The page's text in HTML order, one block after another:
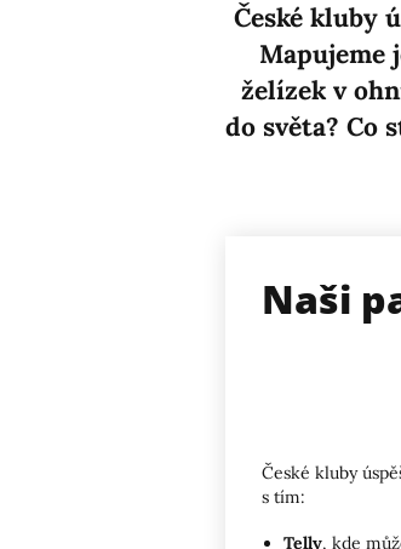
České kluby
Mapujeme
želízek v
do světa? Co
Naši
České kluby
s tím:
Telly, kde